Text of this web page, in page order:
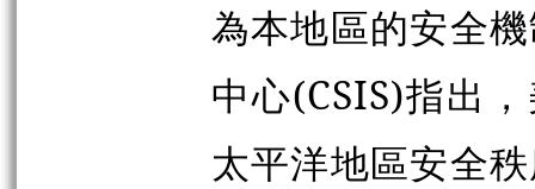
為本地區的安全
中心(CSIS)指出
太平洋地區安全